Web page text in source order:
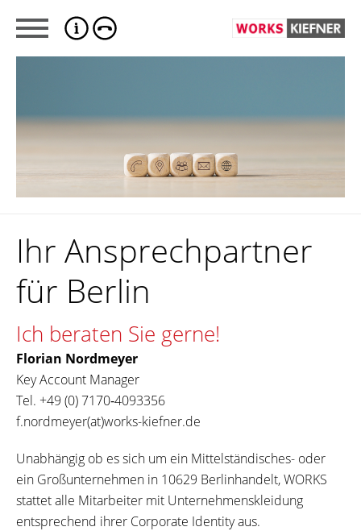
Ihr Ansprechpartner
für Berlin
Ich beraten Sie gerne!
Florian Nordmeyer
Key Account Manager
Tel. +49 (0) 7170‐4093356
f.nordmeyer(at)works-kiefner.de
Unabhängig ob es sich um ein Mittelständisches- oder
ein Großunternehmen in 10629 Berlinhandelt, WORKS
stattet alle Mitarbeiter mit Unternehmenskleidung
entsprechend ihrer Corporate Identity aus.